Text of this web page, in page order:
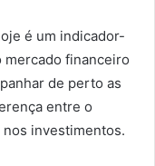
é um indicador-
mercado financeiro
de perto as
entre o
investimentos.